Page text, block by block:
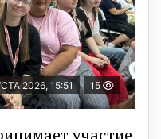
2026, 15:51 15